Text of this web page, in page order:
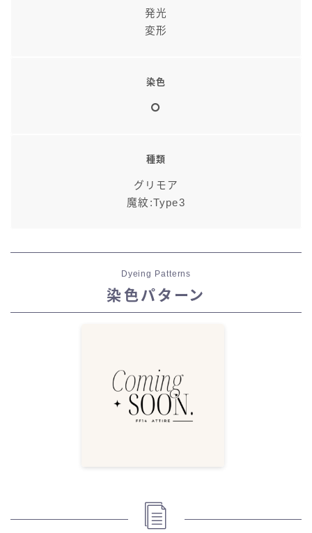
発光
変形
染色
種類
グリモア
魔紋:Type3
Dyeing Patterns
染色パターン